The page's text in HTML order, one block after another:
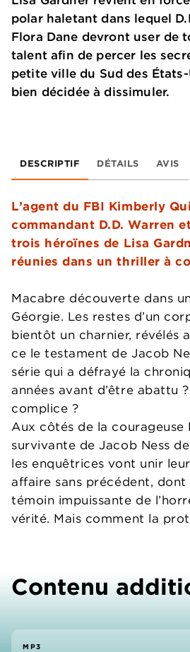
polar haletant dans lequel
Flora Dane devront user de
talent afin de percer les
petite ville du Sud des
bien décidée à dissimuler.
DESCRIPTIF DÉTAILS AVIS
L’agent du FBI Kimberly
commandant D.D. Warren
trois héroïnes de Lisa
réunies dans un thriller à
Macabre découverte dans
Géorgie. Les restes d’un
bientôt un charnier, révélés
ce le testament de Jacob
série qui a défrayé la
années avant d’être abattu
complice ?
Aux côtés de la courageuse
survivante de Jacob Ness
les enquêtrices vont unir
affaire sans précédent, dont
témoin impuissante de
vérité. Mais comment la
Contenu
MP3